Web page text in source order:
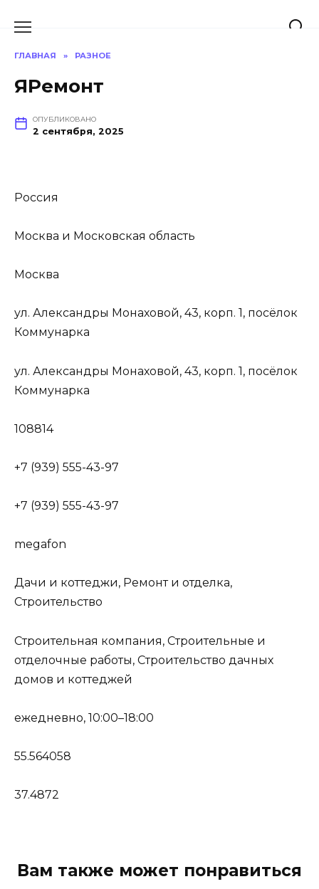
ГЛАВНАЯ » РАЗНОЕ
ЯРемонт
ОПУБЛИКОВАНО
2 сентября, 2025
Россия
Москва и Московская область
Москва
ул. Александры Монаховой, 43, корп. 1, посёлок
Коммунарка
ул. Александры Монаховой, 43, корп. 1, посёлок
Коммунарка
108814
+7 (939) 555-43-97
+7 (939) 555-43-97
megafon
Дачи и коттеджи, Ремонт и отделка,
Строительство
Строительная компания, Строительные и
отделочные работы, Строительство дачных
домов и коттеджей
ежедневно, 10:00–18:00
55.564058
37.4872
Вам также может понравиться